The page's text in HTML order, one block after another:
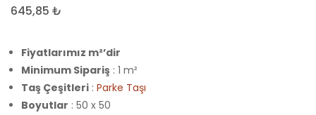
645,85 ₺
Fiyatlarımız m²’dir
Minimum Sipariş : 1 m²
Taş Çeşitleri : Parke Taşı
Boyutlar : 50 x 50